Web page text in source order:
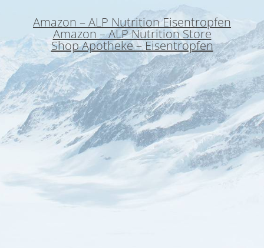
Amazon – ALP Nutrition Eisentropfen
Amazon – ALP Nutrition Store
Shop Apotheke – Eisentropfen